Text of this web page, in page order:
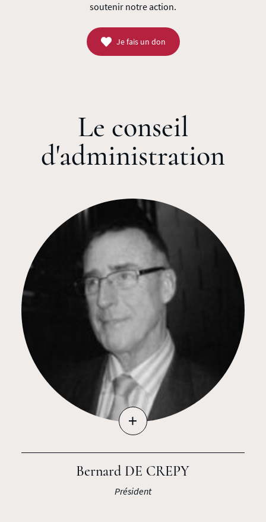
soutenir notre action.
Je fais un don
Le conseil
d'administration
+
Bernard DE CREPY
Président